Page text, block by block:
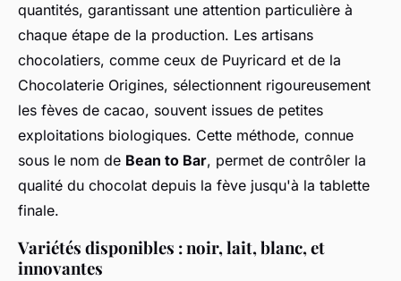
quantités, garantissant une attention particulière à
chaque étape de la production. Les artisans
chocolatiers, comme ceux de Puyricard et de la
Chocolaterie Origines, sélectionnent rigoureusement
les fèves de cacao, souvent issues de petites
exploitations biologiques. Cette méthode, connue
sous le nom de Bean to Bar, permet de contrôler la
qualité du chocolat depuis la fève jusqu'à la tablette
finale.
Variétés disponibles : noir, lait, blanc, et
innovantes